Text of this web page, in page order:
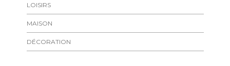
LOISIRS
MAISON
DÉCORATION